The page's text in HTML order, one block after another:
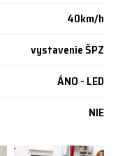
40km/h
vystavenie ŠPZ
ÁNO - LED
NIE